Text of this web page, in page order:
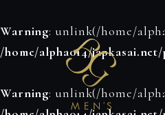
Warning: unlink(/home/
/home/alpha014/
Warning: unlink(/home/